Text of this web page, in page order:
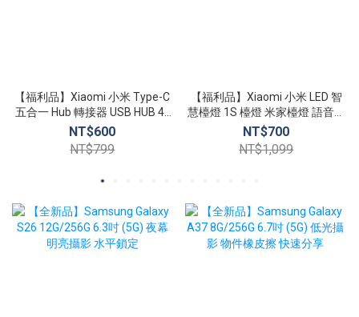
【福利品】Xiaomi 小米 Type-C
五合一 Hub 轉接器 USB HUB 4k
擴充器
NT$600
NT$799
【福利品】Xiaomi 小米 LED 智
慧檯燈 1S 檯燈 米家檯燈 語音控
制
NT$700
NT$1,099